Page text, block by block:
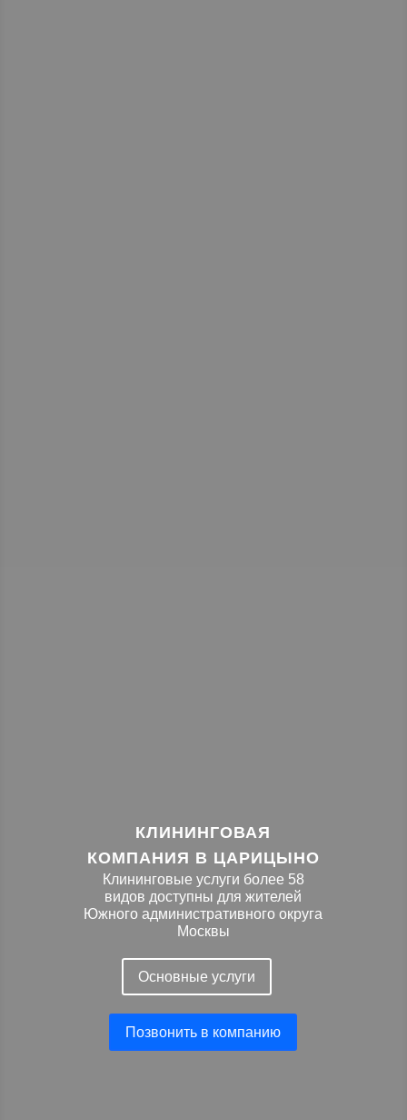
КЛИНИНГОВАЯ
КОМПАНИЯ В ЦАРИЦЫНО
Клининговые услуги более 58
видов доступны для жителей
Южного административного округа
Москвы
Основные услуги
Позвонить в компанию